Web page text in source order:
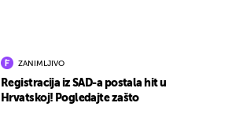
ZANIMLJIVO
Registracija iz SAD-a postala hit u
Hrvatskoj! Pogledajte zašto